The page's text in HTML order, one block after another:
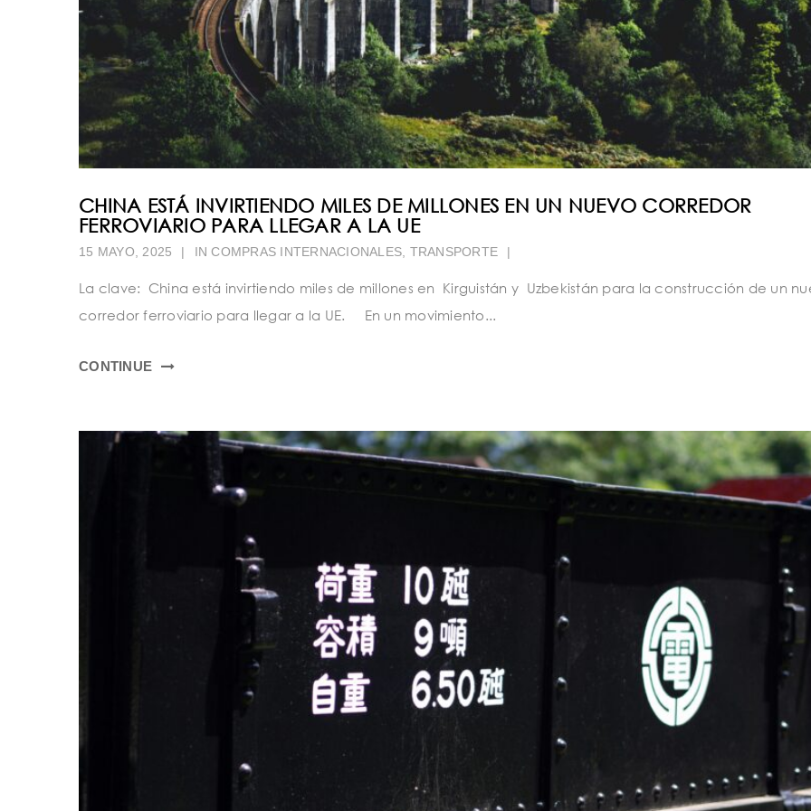
CHINA ESTÁ INVIRTIENDO MILES DE MILLONES EN UN NUEVO CORREDOR
FERROVIARIO PARA LLEGAR A LA UE
15 MAYO, 2025 | INCOMPRAS INTERNACIONALES TRANSPORTE |
La clave: China está invirtiendo miles de millones en Kirguistán y Uzbekistán para la construcción de un
corredor ferroviario para llegar a la UE. En un movimiento...
CONTINUE